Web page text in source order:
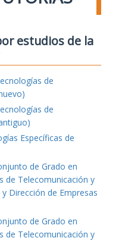
estudios de la
de
de
Específicas de
de Grado en
de Telecomunicación y
Dirección de Empresas
de Grado en
de Telecomunicación y